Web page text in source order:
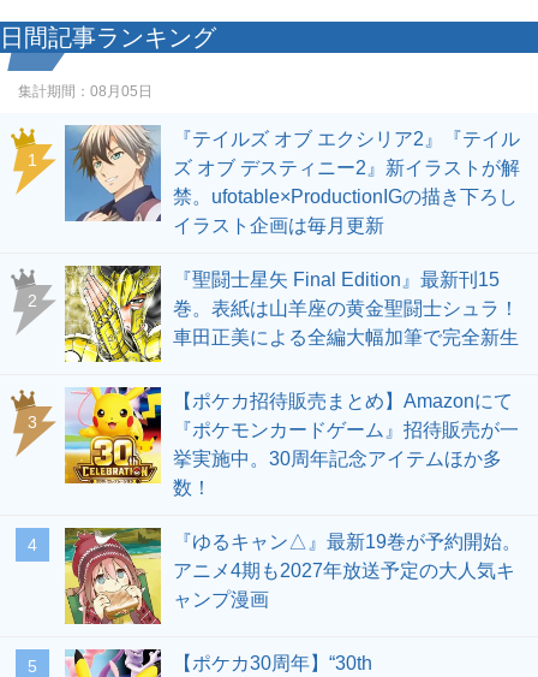
日間記事ランキング
集計期間： 08月05日
1
『テイルズ オブ エクシリア2』『テイル
ズ オブ デスティニー2』新イラストが解
禁。ufotable×ProductionIGの描き下ろし
イラスト企画は毎月更新
2
『聖闘士星矢 Final Edition』最新刊15
巻。表紙は山羊座の黄金聖闘士シュラ！
車田正美による全編大幅加筆で完全新生
3
【ポケカ招待販売まとめ】Amazonにて
『ポケモンカードゲーム』招待販売が一
挙実施中。30周年記念アイテムほか多
数！
4
『ゆるキャン△』最新19巻が予約開始。
アニメ4期も2027年放送予定の大人気キ
ャンプ漫画
5
【ポケカ30周年】“30th